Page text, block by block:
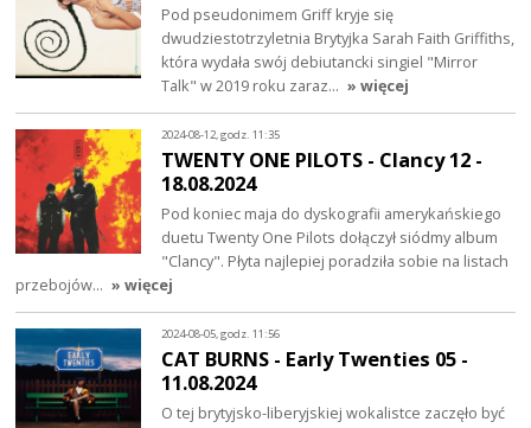
Pod pseudonimem Griff kryje się
dwudziestotrzyletnia Brytyjka Sarah Faith Griffiths,
która wydała swój debiutancki singiel "Mirror
Talk" w 2019 roku zaraz… » więcej
2024-08-12, godz. 11:35
TWENTY ONE PILOTS - Clancy 12 -
18.08.2024
Pod koniec maja do dyskografii amerykańskiego
duetu Twenty One Pilots dołączył siódmy album
"Clancy". Płyta najlepiej poradziła sobie na listach
przebojów… » więcej
2024-08-05, godz. 11:56
CAT BURNS - Early Twenties 05 -
11.08.2024
O tej brytyjsko-liberyjskiej wokalistce zaczęło być